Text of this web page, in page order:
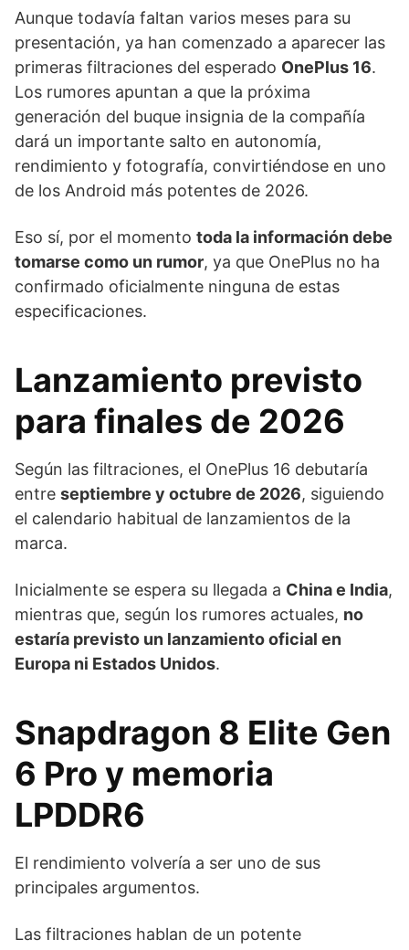
Aunque todavía faltan varios meses para su
presentación, ya han comenzado a aparecer las
primeras filtraciones del esperado OnePlus 16.
Los rumores apuntan a que la próxima
generación del buque insignia de la compañía
dará un importante salto en autonomía,
rendimiento y fotografía, convirtiéndose en uno
de los Android más potentes de 2026.
Eso sí, por el momento toda la información debe
tomarse como un rumor, ya que OnePlus no ha
confirmado oficialmente ninguna de estas
especificaciones.
Lanzamiento previsto
para finales de 2026
Según las filtraciones, el OnePlus 16 debutaría
entre septiembre y octubre de 2026, siguiendo
el calendario habitual de lanzamientos de la
marca.
Inicialmente se espera su llegada a China e India,
mientras que, según los rumores actuales, no
estaría previsto un lanzamiento oficial en
Europa ni Estados Unidos.
Snapdragon 8 Elite Gen
6 Pro y memoria
LPDDR6
El rendimiento volvería a ser uno de sus
principales argumentos.
Las filtraciones hablan de un potente